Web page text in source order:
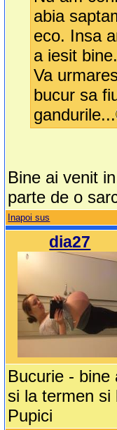
abia
eco. Insa
a iesit bine.
Va
bucur sa
gandurile...
Bine ai venit
parte de o
Inapoi sus
dia27
Bucurie -
si la termen si
Pupici